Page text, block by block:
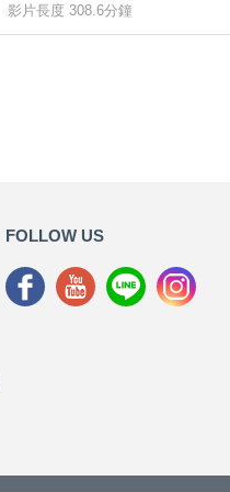
影片長度 308.6分鐘
FOLLOW US